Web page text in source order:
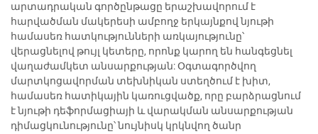
արտադրական գործընթացը երաշխավորում է
հարվածման մակերեսի ամբողջ երկայնքով նյութի
համասեռ հատկությունների առկայությունը՝
վերացնելով թույլ կետերը, որոնք կարող են հանգեցնել
վաղաժամկետ անսարքության: Օգտագործվող
մարտկոցավորման տեխնիկան ստեղծում է խիտ,
համասեռ հատիկային կառուցվածք, որը բարձրացնում
է նյութի դեֆորմացիայի և վարակման անսարքության
դիմացկունությունը՝ նույնիսկ կրկնվող ծանր